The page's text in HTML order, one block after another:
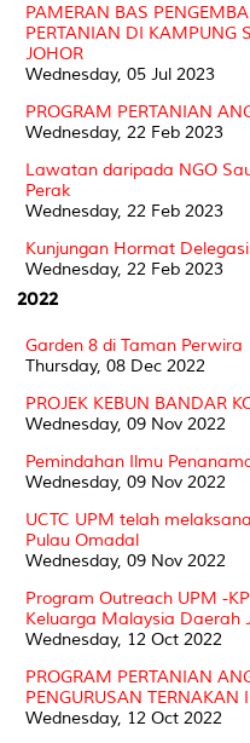
PAMERAN BAS
PERTANIAN DI KAMPUNG
JOHOR
Wednesday, 05 Jul 2023
PROGRAM PERTANIAN
Wednesday, 22 Feb 2023
Lawatan daripada NGO
Perak
Wednesday, 22 Feb 2023
Kunjungan Hormat
Wednesday, 22 Feb 2023
2022
Garden 8 di Taman Perwira
Thursday, 08 Dec 2022
PROJEK KEBUN BANDAR
Wednesday, 09 Nov 2022
Pemindahan Ilmu
Wednesday, 09 Nov 2022
UCTC UPM telah
Pulau Omadal
Wednesday, 09 Nov 2022
Program Outreach UPM -
Keluarga Malaysia Daerah
Wednesday, 12 Oct 2022
PROGRAM PERTANIAN
PENGURUSAN TERNAKAN
Wednesday, 12 Oct 2022